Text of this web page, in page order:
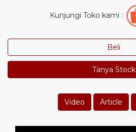
Kunjungi Toko kami :
Beli
Tanya Stock
Video Article